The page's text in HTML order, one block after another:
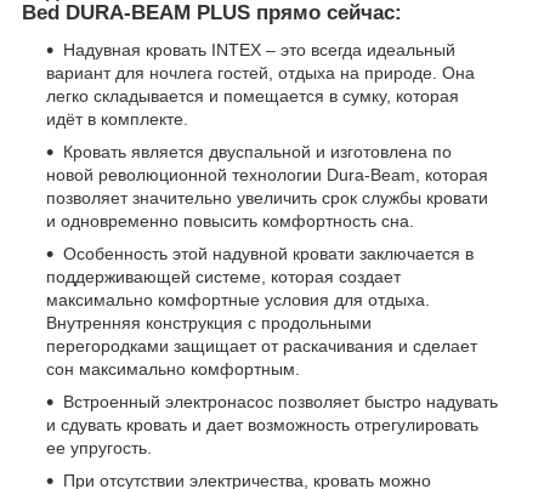
Bed DURA-BEAM PLUS прямо сейчас:
Надувная кровать INTEX – это всегда идеальный
вариант для ночлега гостей, отдыха на природе. Она
легко складывается и помещается в сумку, которая
идёт в комплекте.
Кровать является двуспальной и изготовлена по
новой революционной технологии Dura-Beam, которая
позволяет значительно увеличить срок службы кровати
и одновременно повысить комфортность сна.
Особенность этой надувной кровати заключается в
поддерживающей системе, которая создает
максимально комфортные условия для отдыха.
Внутренняя конструкция с продольными
перегородками защищает от раскачивания и сделает
сон максимально комфортным.
Встроенный электронасос позволяет быстро надувать
и сдувать кровать и дает возможность отрегулировать
ее упругость.
При отсутствии электричества, кровать можно